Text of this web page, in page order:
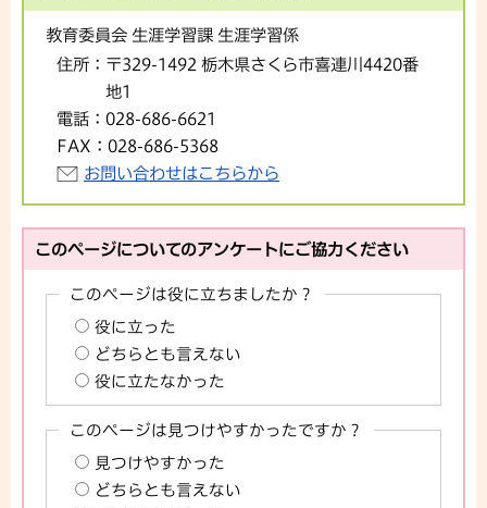
教育委員会 生涯学習課 生涯学習係
住所： 〒329-1492 栃木県さくら市喜連川4420番
地1
電話： 028-686-6621
FAX： 028-686-5368
お問い合わせはこちらから
このページについてのアンケートにご協力ください
このページは役に立ちましたか？
役に立った
どちらとも言えない
役に立たなかった
このページは見つけやすかったですか？
見つけやすかった
どちらとも言えない